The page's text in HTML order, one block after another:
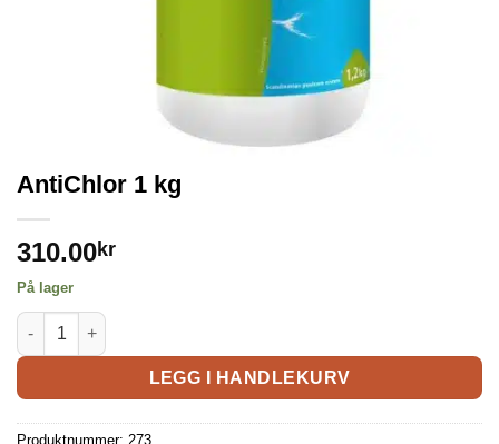
AntiChlor 1 kg
310.00kr
På lager
LEGG I HANDLEKURV
Produktnummer: 273